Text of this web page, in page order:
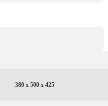
380 x 500 x 425